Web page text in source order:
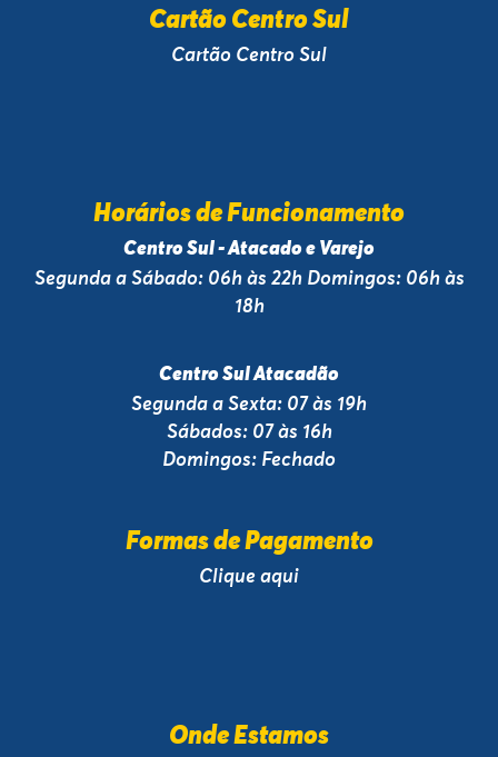
Cartão Centro Sul
Cartão Centro Sul
Horários de Funcionamento
Centro Sul - Atacado e Varejo
Segunda a Sábado: 06h às 22h Domingos: 06h às
18h
Centro Sul Atacadão
Segunda a Sexta: 07 às 19h
Sábados: 07 às 16h
Domingos: Fechado
Formas de Pagamento
Clique aqui
Onde Estamos